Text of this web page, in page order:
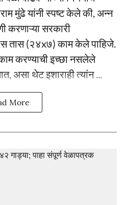
मुंढे यांनी स्पष्ट केले की, अन्न
करणाऱ्या सरकारी
तास (२४x७) काम केले पाहिजे.
करण्याची इच्छा नसलेले
असा थेट इशाराही त्यांन ...
More